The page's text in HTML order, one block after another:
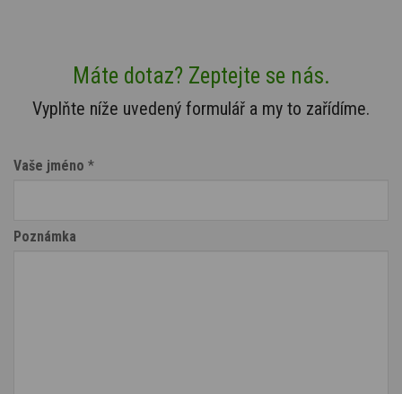
Máte dotaz? Zeptejte se nás.
Vyplňte níže uvedený formulář a my to zařídíme.
Vaše jméno *
Poznámka